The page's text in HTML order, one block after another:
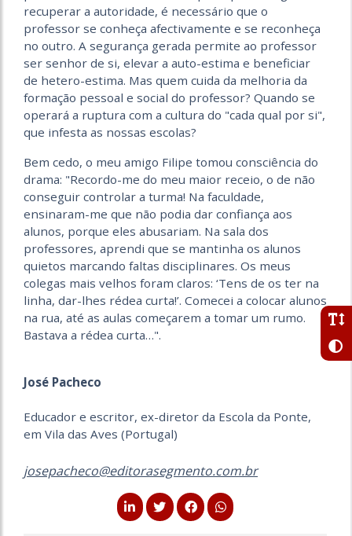
recuperar a autoridade, é necessário que o
professor se conheça afectivamente e se reconheça
no outro. A segurança gerada permite ao professor
ser senhor de si, elevar a auto-estima e beneficiar
de hetero-estima. Mas quem cuida da melhoria da
formação pessoal e social do professor? Quando se
operará a ruptura com a cultura do "cada qual por si",
que infesta as nossas escolas?
Bem cedo, o meu amigo Filipe tomou consciência do
drama: "Recordo-me do meu maior receio, o de não
conseguir controlar a turma! Na faculdade,
ensinaram-me que não podia dar confiança aos
alunos, porque eles abusariam. Na sala dos
professores, aprendi que se mantinha os alunos
quietos marcando faltas disciplinares. Os meus
colegas mais velhos foram claros: ‘Tens de os ter na
linha, dar-lhes rédea curta!’. Comecei a colocar alunos
na rua, até as aulas começarem a tomar um rumo.
Bastava a rédea curta…".
José Pacheco
Educador e escritor, ex-diretor da Escola da Ponte,
em Vila das Aves (Portugal)
josepacheco@editorasegmento.com.br